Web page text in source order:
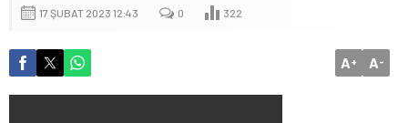
17 ŞUBAT 2023 12:43 0 322
A+ A-